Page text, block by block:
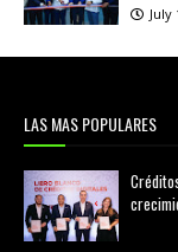
July
LAS MAS POPULARES